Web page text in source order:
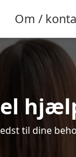
Om /
til dine